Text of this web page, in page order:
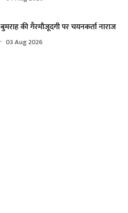
बुमराह की गैरमौजूदगी पर चयनकर्ता नाराज
03 Aug 2026